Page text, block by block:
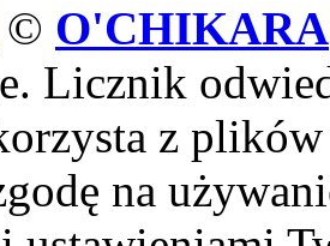
© O'CHIKARA
Licznik
z
na